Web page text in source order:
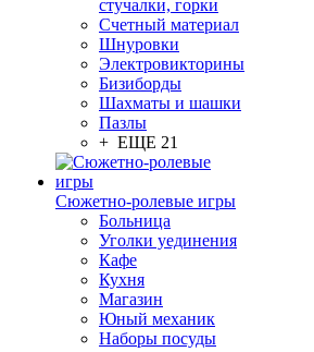
стучалки, горки
Счетный материал
Шнуровки
Электровикторины
Бизиборды
Шахматы и шашки
Пазлы
+ ЕЩЕ 21
Сюжетно-ролевые игры
Больница
Уголки уединения
Кафе
Кухня
Магазин
Юный механик
Наборы посуды